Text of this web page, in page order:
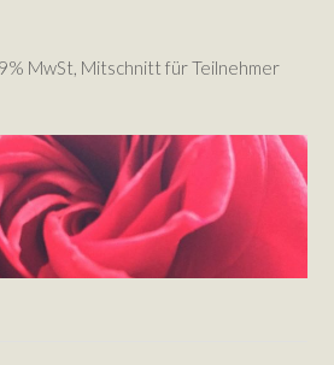
MwSt, Mitschnitt für Teilnehmer